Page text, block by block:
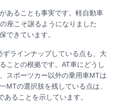
あることも事実です。軽自動車
座こそ譲るようになりました
できています。
ラインナップしている点も、大
ことの根拠です。AT車にどうし
スポーツカー以外の乗用車MTは
MTの選択肢を残している点は、
ることを示しています。